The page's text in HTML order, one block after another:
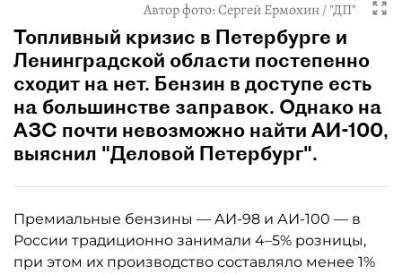
Автор фото:Сергей Ермохин / "ДП"
Топливный кризис в Петербурге и
Ленинградской области постепенно
сходит на нет. Бензин в доступе есть
на большинстве заправок. Однако на
АЗС почти невозможно найти АИ-100,
выяснил "Деловой Петербург".
Премиальные бензины — АИ-98 и АИ-100 — в
России традиционно занимали 4–5% розницы,
при этом их производство составляло менее 1%